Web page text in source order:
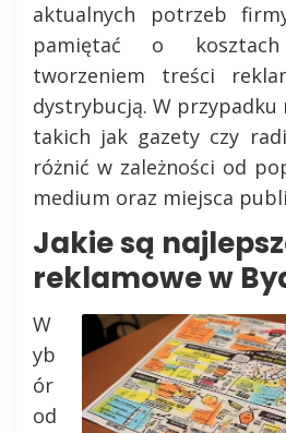
aktualnych potrzeb
pamiętać o
tworzeniem treści
dystrybucją. W przypadku
takich jak gazety czy
różnić w zależności od
medium oraz miejsca
Jakie są
reklamowe w
W
yb
ór
od